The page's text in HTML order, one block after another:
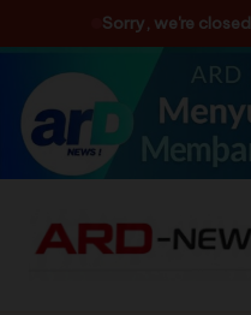
Sorry, we're closed
Skip
content